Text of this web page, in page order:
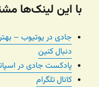
با این لینک‌ها
جادی در یوتیوب –
دنبال کنین
پادکست جادی در
کانال تلگرام